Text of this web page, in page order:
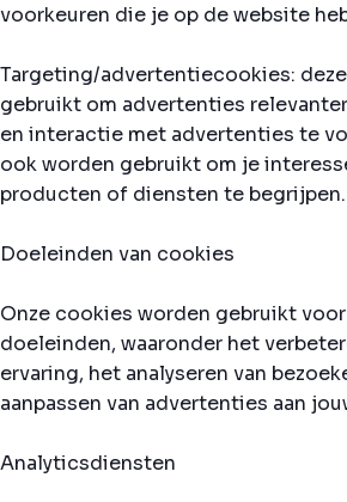
voorkeuren die je op de website
Targeting/advertentiecookies:
gebruikt om advertenties
en interactie met advertenties te
ook worden gebruikt om je
producten of diensten te begrijpen.
Doeleinden van cookies
Onze cookies worden gebruikt
doeleinden, waaronder het
ervaring, het analyseren van
aanpassen van advertenties aan
Analyticsdiensten